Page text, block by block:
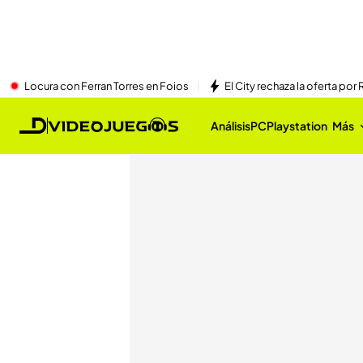
Locura con Ferran Torres en Foios El City rechaza la oferta por
AnálisisPCPlaystation Más